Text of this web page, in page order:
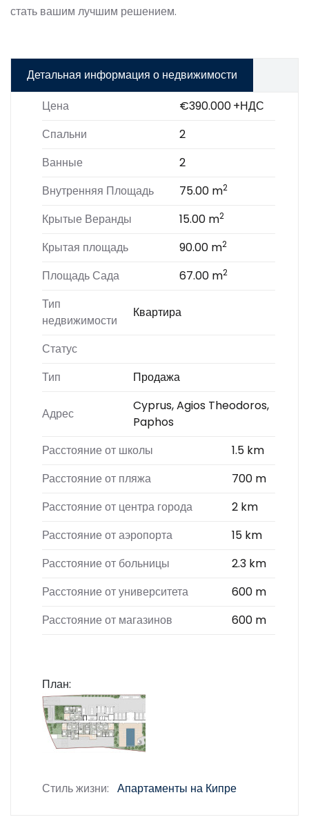
стать вашим лучшим решением.
Детальная информация о недвижимости
Цена
€390.000+НДС
Спальни
2
Ванные
2
Внутренняя Площадь
75.00 m2
Крытые Веранды 15.00 m2
Крытая площадь 90.00 m2
Площадь Сада 67.00 m2
Тип
недвижимости
Квартира
Статус
Тип
Продажа
Адрес
Cyprus, Agios Theodoros,
Paphos
Расстояние от школы
1.5 km
Расстояние от пляжа
700 m
Расстояние от центра города
2 km
Расстояние от аэропорта
15 km
Расстояние от больницы
2.3 km
Расстояние от университета
600 m
Расстояние от магазинов
600 m
План:
Стиль жизни: Апартаменты на Кипре